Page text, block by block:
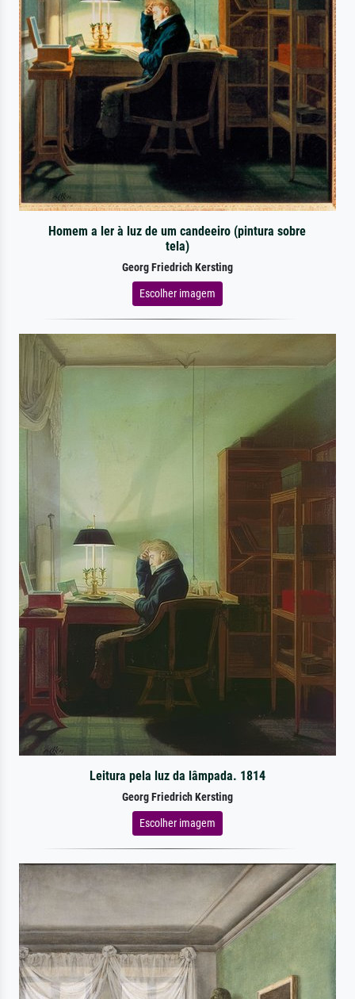
Homem a ler à luz de um candeeiro (pintura sobre
tela)
Georg Friedrich Kersting
Escolher imagem
Leitura pela luz da lâmpada. 1814
Georg Friedrich Kersting
Escolher imagem